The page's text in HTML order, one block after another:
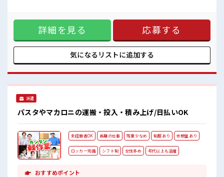
残業はほとんどありません！
業はほとんどナシ！ 場合によってはお願いすることもありま
す♪ ≪土日祝休のお仕事≫ 家族や友人と一緒にプライベート
満喫！ ≪ヘアカラーOKで自由な雰囲気の職場≫ 明るすぎた
り奇抜でなければ基本的に自由！ (規定有)≪動きやすい制服
アリ≫ 制服があるので、 毎日の服装の悩み解消♪ ■職場の雰
囲気 派手すぎなければ多少のヘアカラーもOKなのはウレシイ
ほとんどありません！
詳細を見る 応募する
気になるリストに追加する
派遣
パスタやマカロニの運搬・投入・積み上げ/日払いOK
未経験者OK 長期の仕事 残業少なめ 制服あり 休憩室あり
ロッカー完備 シフト制 女性多め 40代以上も活躍
おすすめポイント